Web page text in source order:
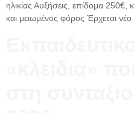
ηλικίας Αυξήσεις, επίδομα
και μειωμένος φόρος Έρχεται